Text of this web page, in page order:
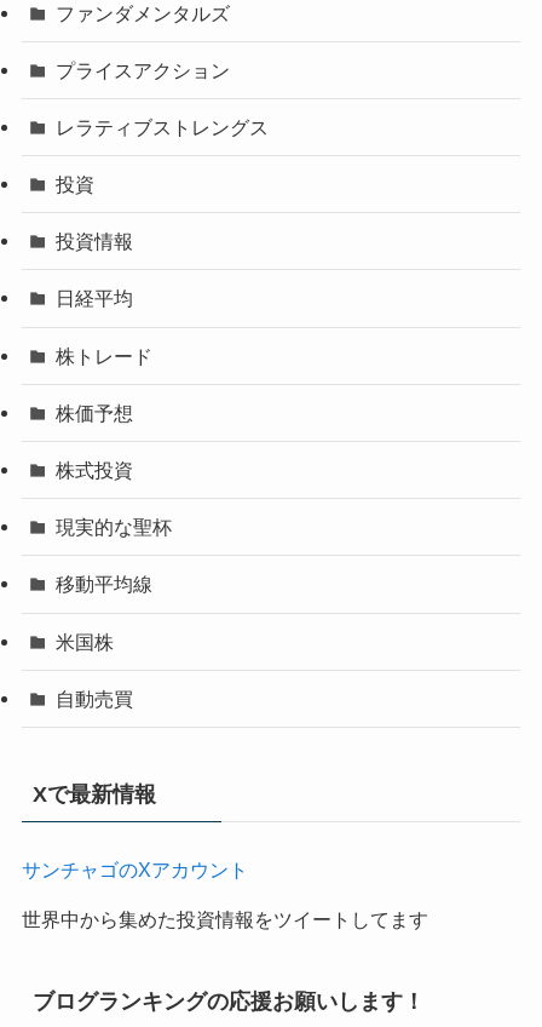
ファンダメンタルズ
プライスアクション
レラティブストレングス
投資
投資情報
日経平均
株トレード
株価予想
株式投資
現実的な聖杯
移動平均線
米国株
自動売買
Xで最新情報
サンチャゴのXアカウント
世界中から集めた投資情報をツイートしてます
ブログランキングの応援お願いします！